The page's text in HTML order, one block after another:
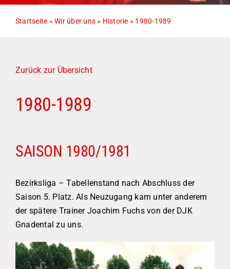
Startseite »Wir über uns » Historie » 1980-1989
Zurück zur Übersicht
1980-1989
SAISON 1980/1981
Bezirksliga – Tabellenstand nach Abschluss der
Saison 5. Platz. Als Neuzugang kam unter anderem
der spätere Trainer Joachim Fuchs von der DJK
Gnadental zu uns.